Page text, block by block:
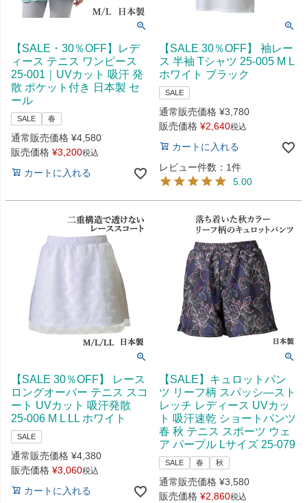
【SALE・30％OFF】レデ
ィース テニス ワンピース
25-001｜UVカット 吸汗 発
散 ポケット付き 日本製 セ
ール
SALE 春
通常販売価格 ¥4,580
販売価格 ¥3,200税込
カートに入れる
【SALE 30％OFF】 袖レー
ス 半袖 Tシャツ 25-005 M L
ホワイト ブラック
SALE
通常販売価格 ¥3,780
販売価格 ¥2,640税込
カートに入れる
レビュー件数：1件
5.00
【SALE 30％OFF】 レース
ロングオーバー テニス スコ
ート UVカット 吸汗発散
25-006 M L LL ホワイト
SALE
通常販売価格 ¥4,380
販売価格 ¥3,060税込
カートに入れる
【SALE】キュロットパン
ツ リーフ柄 スパッシ―スト
レッチ レディース UVカッ
ト 吸汗速乾 ショートパンツ
春 秋 テニス スポーツ ウェ
ア パープル Lサイズ 25-079
SALE 春 秋
通常販売価格 ¥3,580
販売価格 ¥2,860税込